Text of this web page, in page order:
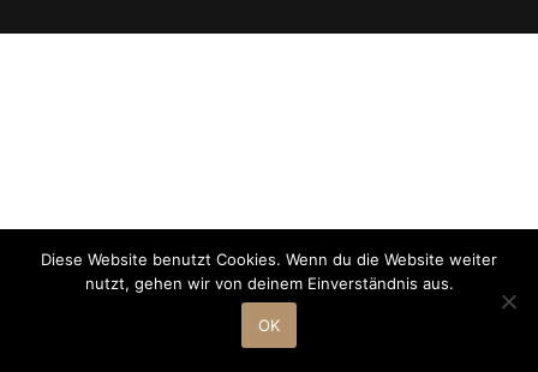
Diese Website benutzt Cookies. Wenn du die Website weiter
nutzt, gehen wir von deinem Einverständnis aus.
OK